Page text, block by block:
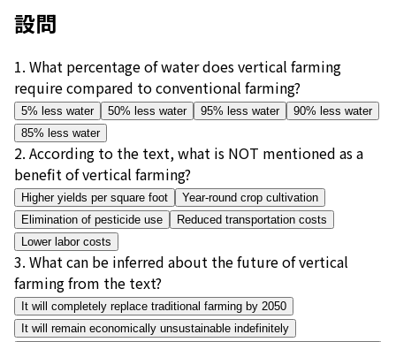
設問
1. What percentage of water does vertical farming
require compared to conventional farming?
5% less water 50% less water 95% less water
90% less water
85% less water
2. According to the text, what is NOT mentioned as a
benefit of vertical farming?
Higher yields per square foot
Year-round crop cultivation
Elimination of pesticide use
Reduced transportation costs
Lower labor costs
3. What can be inferred about the future of vertical
farming from the text?
It will completely replace traditional farming by 2050
It will remain economically unsustainable indefinitely